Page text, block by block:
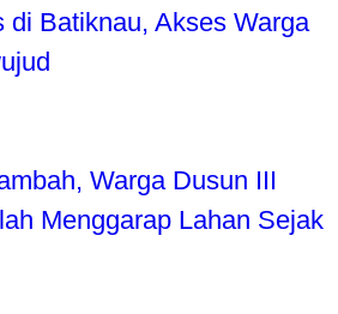
di Batiknau, Akses Warga
Warga Dusun III
Menggarap Lahan Sejak